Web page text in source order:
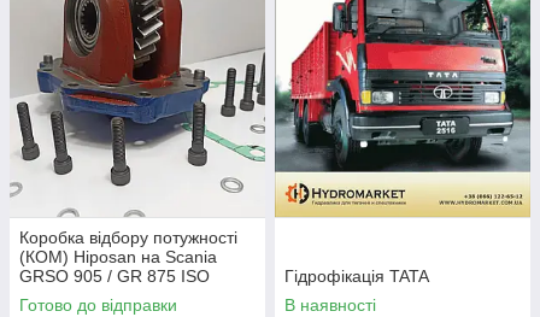
Коробка відбору потужності
(КОМ) Hiposan на Scania
GRSO 905 / GR 875 ISO
(пневматична)
Готово до відправки
Гідрофікація TATA
В наявності